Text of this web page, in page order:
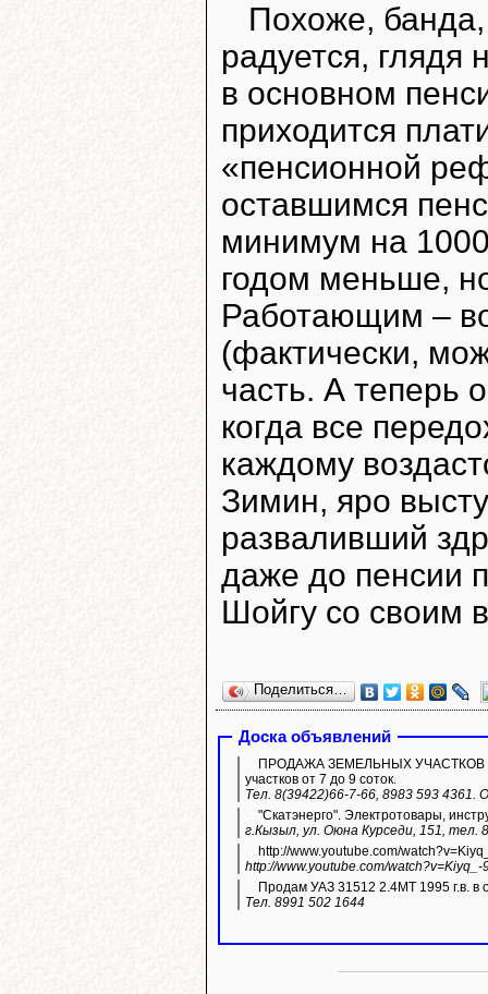
Похоже,
радуется, глядя
в основном
приходится
«пенсионной
оставшимся
минимум на
годом меньше,
Работающим –
(фактически,
часть. А теперь
когда все
каждому
Зимин, яро
разваливший
даже до пенсии
Шойгу со своим
Поделиться…
Доска объявлений
ПРОДАЖА ЗЕМЕЛЬНЫХ УЧАСТКОВ
участков от 7 до 9 соток.
Тел. 8(39422)66-7-66, 8983 593
"Скатэнерго". Электротовары,
г.Кызыл, ул. Оюна Курседи, 151, тел.
http://www.youtube.com/
http://www.youtube.com/watch?v=Kiyq_-
Продам УАЗ 31512 2.4МТ 1995 г.в. в
Тел. 8991 502 1644